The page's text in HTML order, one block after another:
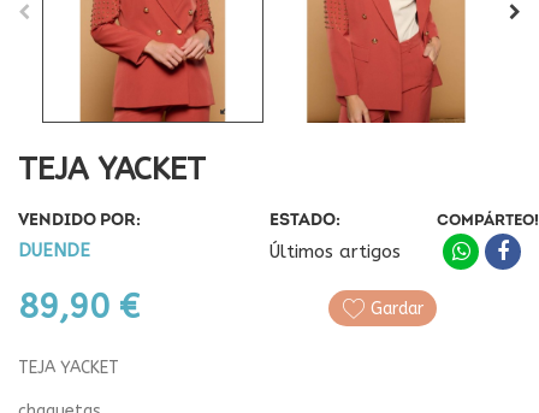
TEJA YACKET
VENDIDO POR:
DUENDE
ESTADO:
Últimos artigos
89,90 €
COMPÁRTEO!
Gardar
TEJA YACKET